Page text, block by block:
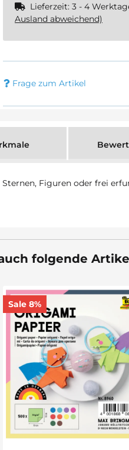
Lieferzeit: 3 - 4
Ausland abweichend)
Frage zum Artikel
Figuren oder frei
folgende
Sale 12%